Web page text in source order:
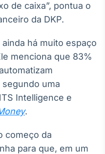
Crédito
Em breve
de caixa”, pontua o
da DKP.
há muito espaço
menciona que 83%
uma
Intelligence e
.
começo da
para que, em um